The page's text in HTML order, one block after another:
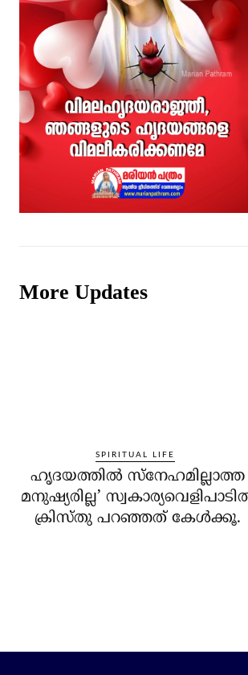
More Updates
SPIRITUAL LIFE
ഹൃദയത്തില്‍ സ്‌നേഹമില്ലാത്ത
മനുഷ്യരില്ല’
ക്രിസ്തു പറഞ്ഞത് കേള്‍ക്കൂ.